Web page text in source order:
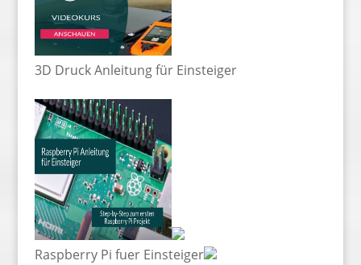
3D Druck Anleitung für Einsteiger
Raspberry Pi fuer Einsteiger